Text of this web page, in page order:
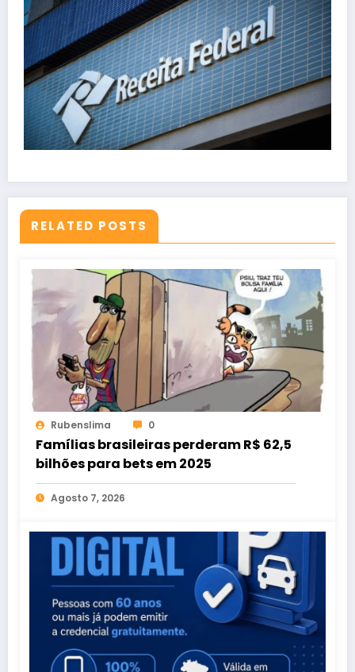
RELATED POSTS
Rubenslima 0
Famílias brasileiras perderam R$ 62,5
bilhões para bets em 2025
Agosto 7, 2026